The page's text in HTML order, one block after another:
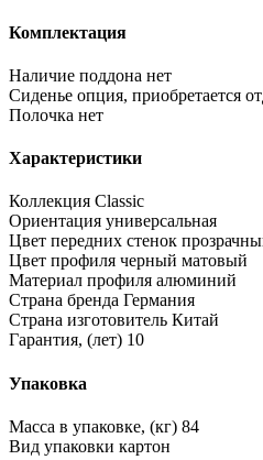
Комплектация
Наличие поддона нет
Сиденье опция, приобретается
Полочка нет
Характеристики
Коллекция Classic
Ориентация универсальная
Цвет передних стенок
Цвет профиля черный матовый
Материал профиля алюминий
Страна бренда Германия
Страна изготовитель Китай
Гарантия, (лет) 10
Упаковка
Масса в упаковке, (кг) 84
Вид упаковки картон